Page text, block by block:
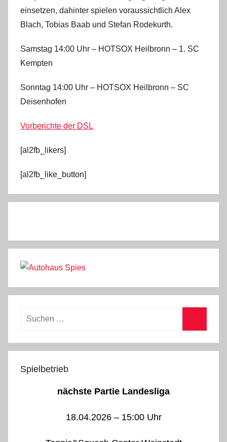
einsetzen, dahinter spielen voraussichtlich Alex
Blach, Tobias Baab und Stefan Rodekurth.
Samstag 14:00 Uhr – HOTSOX Heilbronn – 1. SC
Kempten
Sonntag 14:00 Uhr – HOTSOX Heilbronn – SC
Deisenhofen
Vorberichte der DSL
[al2fb_likers]
[al2fb_like_button]
Suchen
Spielbetrieb
nächste Partie Landesliga
18.04.2026 – 15:00 Uhr